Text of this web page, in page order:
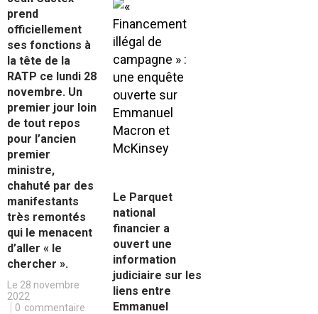
prend
officiellement
ses fonctions à
la tête de la
RATP ce lundi 28
novembre. Un
premier jour loin
de tout repos
pour l’ancien
premier
ministre,
chahuté par des
manifestants
très remontés
qui le menacent
d’aller « le
chercher ».
Le 28 novembre
2022
0 commentaire
Le Parquet
national
financier a
ouvert une
information
judiciaire sur les
liens entre
Emmanuel